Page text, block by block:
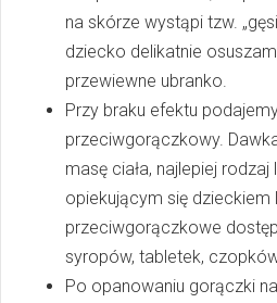
na skórze wystąpi tzw.
dziecko delikatnie
przewiewne ubranko.
Przy braku efektu
przeciwgorączkowy.
masę ciała, najlepiej
opiekującym się dzieckiem
przeciwgorączkowe
syropów, tabletek,
Po opanowaniu gorączki